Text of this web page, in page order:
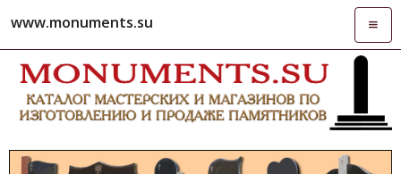
www.monuments.su